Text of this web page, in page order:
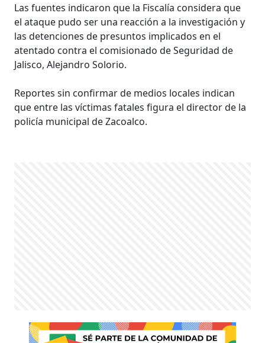
Las fuentes indicaron que la Fiscalía considera que
el ataque pudo ser una reacción a la investigación y
las detenciones de presuntos implicados en el
atentado contra el comisionado de Seguridad de
Jalisco, Alejandro Solorio.
Reportes sin confirmar de medios locales indican
que entre las víctimas fatales figura el director de la
policía municipal de Zacoalco.